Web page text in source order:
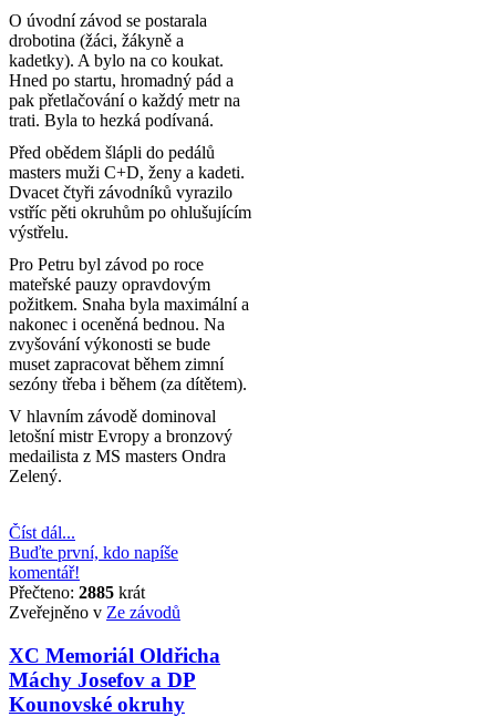
O úvodní závod se postarala
drobotina (žáci, žákyně a
kadetky). A bylo na co koukat.
Hned po startu, hromadný pád a
pak přetlačování o každý metr na
trati. Byla to hezká podívaná.
Před obědem šlápli do pedálů
masters muži C+D, ženy a kadeti.
Dvacet čtyři závodníků vyrazilo
vstříc pěti okruhům po ohlušujícím
výstřelu.
Pro Petru byl závod po roce
mateřské pauzy opravdovým
požitkem. Snaha byla maximální a
nakonec i oceněná bednou. Na
zvyšování výkonosti se bude
muset zapracovat během zimní
sezóny třeba i během (za dítětem).
V hlavním závodě dominoval
letošní mistr Evropy a bronzový
medailista z MS masters Ondra
Zelený.
Číst dál...
Buďte první, kdo napíše
komentář!
Přečteno: 2885 krát
Zveřejněno v Ze závodů
XC Memoriál Oldřicha
Máchy Josefov a DP
Kounovské okruhy